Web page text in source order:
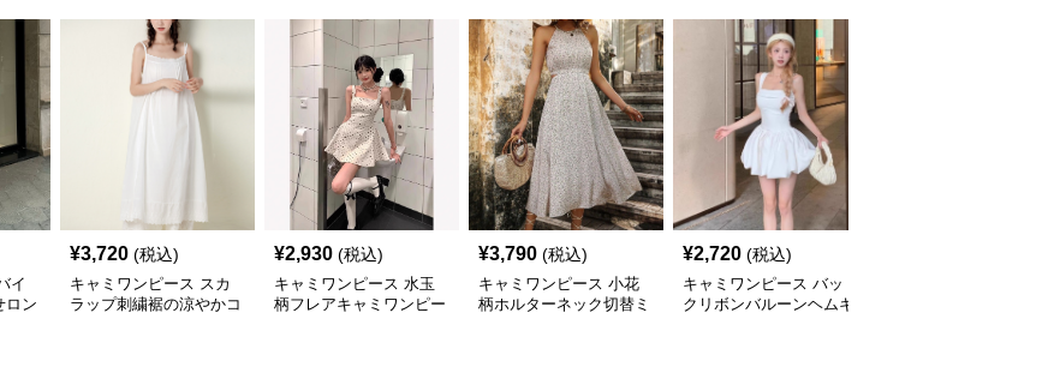
イ
ロン
¥3,720 (税込)
キャミワンピース スカ
ラップ刺繍裾の涼やかコ
¥2,930 (税込)
キャミワンピース 水玉
柄フレアキャミワンピー
¥3,790 (税込)
キャミワンピース 小花
柄ホルターネック切替ミ
¥2,720 (税込)
キャミワンピース バッ
クリボンバルーンヘムキ